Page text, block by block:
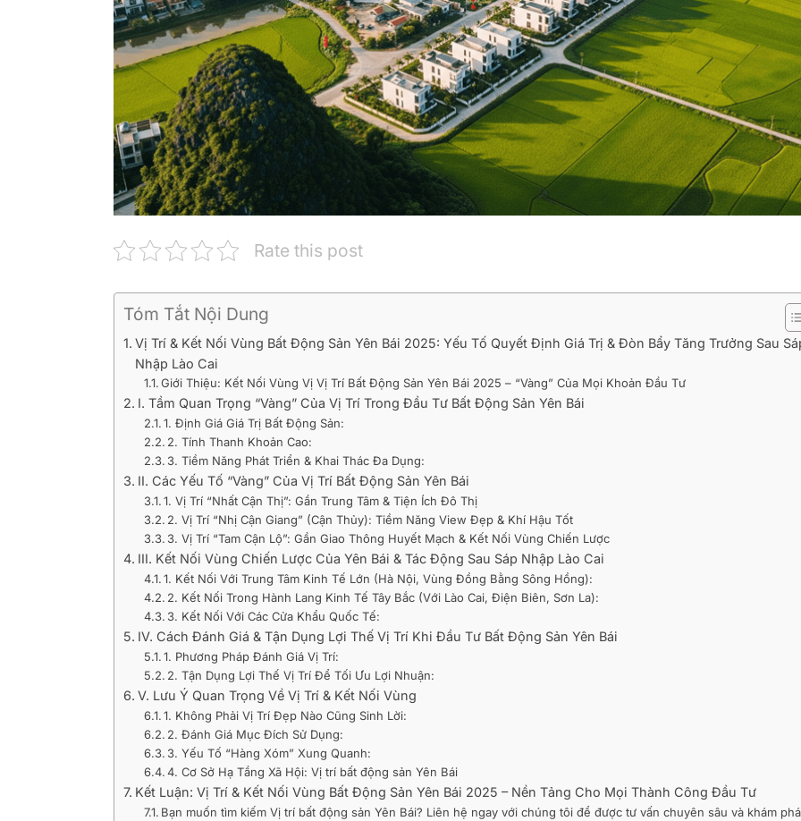
Rate this post
Tóm Tắt Nội Dung
Vị Trí & Kết Nối Vùng Bất Động Sản Yên Bái 2025: Yếu Tố Quyết Định Giá Trị & Đòn Bẩy Tăng Trưởng Sau
Nhập Lào Cai
Giới Thiệu: Kết Nối Vùng Vị Vị Trí Bất Động Sản Yên Bái 2025 – “Vàng” Của Mọi Khoản Đầu Tư
I. Tầm Quan Trọng “Vàng” Của Vị Trí Trong Đầu Tư Bất Động Sản Yên Bái
1. Định Giá Giá Trị Bất Động Sản:
2. Tính Thanh Khoản Cao:
3. Tiềm Năng Phát Triển & Khai Thác Đa Dụng:
II. Các Yếu Tố “Vàng” Của Vị Trí Bất Động Sản Yên Bái
1. Vị Trí “Nhất Cận Thị”: Gần Trung Tâm & Tiện Ích Đô Thị
2. Vị Trí “Nhị Cận Giang” (Cận Thủy): Tiềm Năng View Đẹp & Khí Hậu Tốt
3. Vị Trí “Tam Cận Lộ”: Gần Giao Thông Huyết Mạch & Kết Nối Vùng Chiến Lược
III. Kết Nối Vùng Chiến Lược Của Yên Bái & Tác Động Sau Sáp Nhập Lào Cai
1. Kết Nối Với Trung Tâm Kinh Tế Lớn (Hà Nội, Vùng Đồng Bằng Sông Hồng):
2. Kết Nối Trong Hành Lang Kinh Tế Tây Bắc (Với Lào Cai, Điện Biên, Sơn La):
3. Kết Nối Với Các Cửa Khẩu Quốc Tế:
IV. Cách Đánh Giá & Tận Dụng Lợi Thế Vị Trí Khi Đầu Tư Bất Động Sản Yên Bái
1. Phương Pháp Đánh Giá Vị Trí:
2. Tận Dụng Lợi Thế Vị Trí Để Tối Ưu Lợi Nhuận:
V. Lưu Ý Quan Trọng Về Vị Trí & Kết Nối Vùng
1. Không Phải Vị Trí Đẹp Nào Cũng Sinh Lời:
2. Đánh Giá Mục Đích Sử Dụng:
3. Yếu Tố “Hàng Xóm” Xung Quanh:
4. Cơ Sở Hạ Tầng Xã Hội: Vị trí bất động sản Yên Bái
Kết Luận: Vị Trí & Kết Nối Vùng Bất Động Sản Yên Bái 2025 – Nền Tảng Cho Mọi Thành Công Đầu Tư
Bạn muốn tìm kiếm Vị trí bất động sản Yên Bái? Liên hệ ngay với chúng tôi để được tư vấn chuyên sâu và khám phá